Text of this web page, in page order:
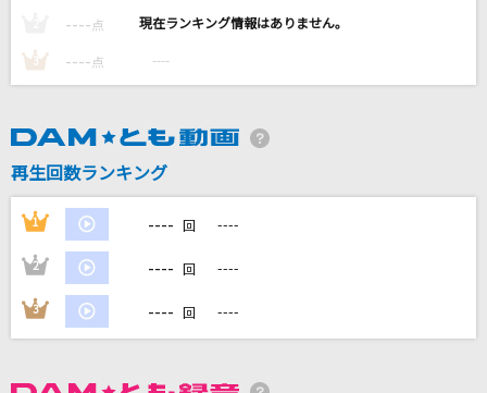
HIMEHINA
ヨルシカ
Feeling Fine
L'Arc-en-Ciel
Butterfly Core
VALSHE
---- 点 ----
3 ---- 点 ----
再生回数ランキング
1 ---- 回 ----
2 ---- 回 ----
3 ---- 回 ----